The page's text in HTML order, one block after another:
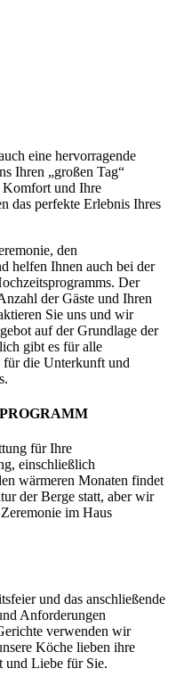
eine hervorragende
Ihren „großen Tag“
Komfort und Ihre
das perfekte Erlebnis Ihres
den
helfen Ihnen auch bei der
Der
der Gäste und Ihren
Sie uns und wir
auf der Grundlage der
gibt es für alle
für die Unterkunft und
für Ihre
einschließlich
wärmeren Monaten findet
der Berge statt, aber wir
im Haus
und das anschließende
Anforderungen
verwenden wir
Köche lieben ihre
und Liebe für Sie.